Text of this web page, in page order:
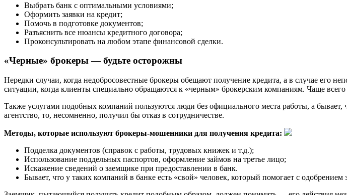
Выбрать банк с оптимальными условиями;
Оформить заявки на кредит;
Помочь в подготовке документов;
Разъяснить все нюансы кредитного договора;
Проконсультировать на любом этапе финансовой сделки.
«Черные» брокеры — будьте осторожны
Нередки случаи, когда недобросовестные брокеры обещают получение кредита, а в случае его
ситуации, когда клиенты специально обращаются к «черным» брокерским компаниям. Чаще
Также услугами подобных компаний пользуются люди без официального места работы, а
агентство, то, несомненно, получил бы отказ в сотрудничестве.
Методы, которые используют брокеры-мошенники для получения кредита:
Подделка документов (справок с работы, трудовых книжек и т.д.);
Использование поддельных паспортов, оформление займов на третье лицо;
Искажение сведений о заемщике при предоставлении в банк.
Бывает, что у таких компаний в банке есть «свой» человек, который помогает с